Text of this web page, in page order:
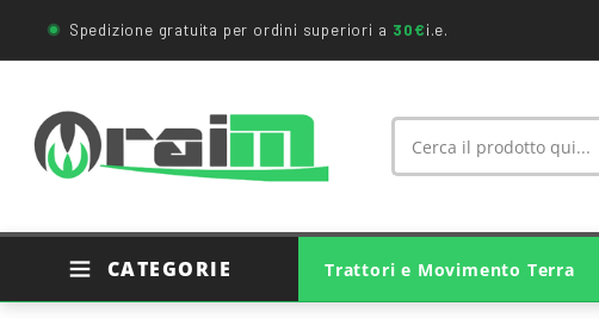
Spedizione gratuita per ordini superiori a 30€i.e.
CATEGORIE Trattori e Movimento Terra